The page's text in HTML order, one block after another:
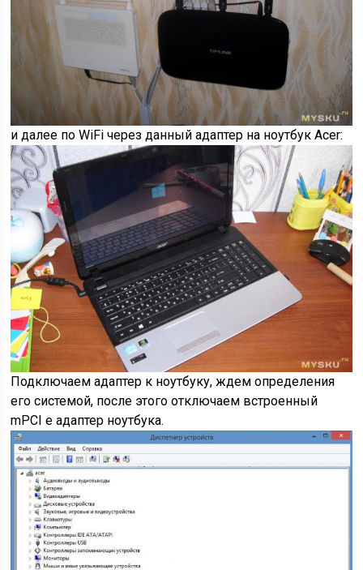
и далее по WiFi через данный адаптер на ноутбук Acer:
Подключаем адаптер к ноутбуку, ждем определения
его системой, после этого отключаем встроенный
mPCI e адаптер ноутбука.